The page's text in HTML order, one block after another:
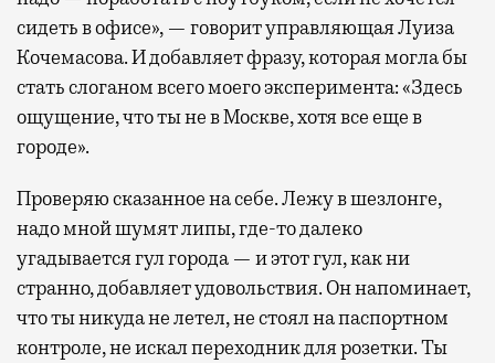
сидеть в офисе», — говорит управляющая Луиза
Кочемасова. И добавляет фразу, которая могла бы
стать слоганом всего моего эксперимента: «Здесь
ощущение, что ты не в Москве, хотя все еще в
городе».
Проверяю сказанное на себе. Лежу в шезлонге,
надо мной шумят липы, где-то далеко
угадывается гул города — и этот гул, как ни
странно, добавляет удовольствия. Он напоминает,
что ты никуда не летел, не стоял на паспортном
контроле, не искал переходник для розетки. Ты